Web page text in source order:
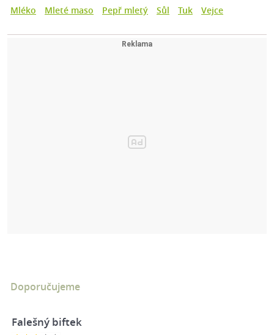
Mléko
Mleté maso Pepř mletý Sůl Tuk Vejce
Doporučujeme
Falešný biftek